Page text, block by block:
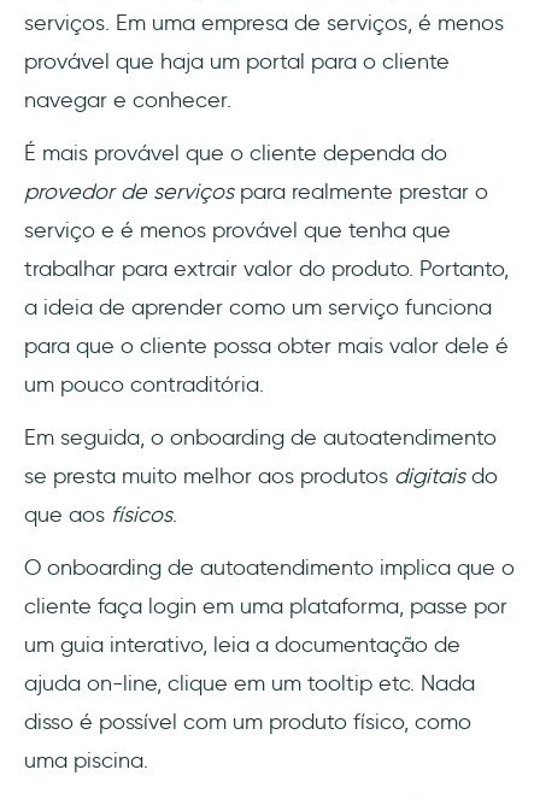
serviços. Em uma empresa de serviços, é menos
provável que haja um portal para o cliente
navegar e conhecer.
É mais provável que o cliente dependa do
provedor de serviços para realmente prestar o
serviço e é menos provável que tenha que
trabalhar para extrair valor do produto. Portanto,
a ideia de aprender como um serviço funciona
para que o cliente possa obter mais valor dele é
um pouco contraditória.
Em seguida, o onboarding de autoatendimento
se presta muito melhor aos produtos digitaisdo
que aos físicos.
O onboarding de autoatendimento implica que o
cliente faça login em uma plataforma, passe por
um guia interativo, leia a documentação de
ajuda on-line, clique em um tooltip etc. Nada
disso é possível com um produto físico, como
uma piscina.